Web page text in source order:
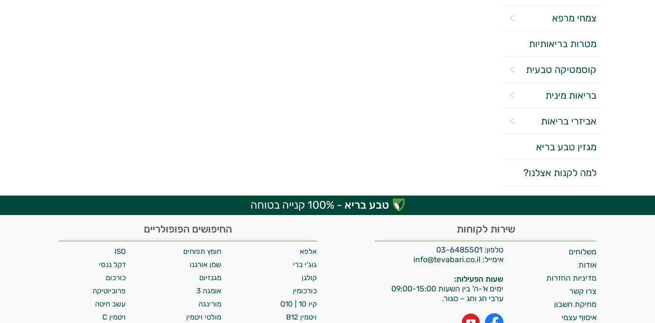
צמחי מרפא
מטרות בריאותיות
קוסמטיקה טבעית
בריאות מינית
אביזרי בריאות
מגזין טבע בריא
למה לקנות אצלנו?
טבע בריא - 100% קנייה בטוחה
שירות לקוחות
טלפון: 03-6485501
אימייל:
שעות הפעילות:
ימים א'-ה' בין השעות 09:00-15:00
ערבי חג וחג – סגור.
משלוחים
אודות
מדיניות החזרות
צרו קשר
מחיקת חשבון
איסוף עצמי
החיפושים הפופולריים
אלפא חומץ תפוחים
ISO
גוג'י ברי
שמן אורגנו
דקל ננסי
קולגן
מגנזיום
כורכום
כורכומין
אומגה 3
פרוביוטיקה
קיו 10 | Q10
מורינגה
עשב חיטה
ויטמין B12
מולטי ויטמין
ויטמין C
יועץ בריאות אישי AI
התשובות שלי מבוססות על מאגרי מידע קליניים
וספרות מקצועית בתחומי הרפואה הטבעית
ותזונת הספורט.
אני כאן כדי לעזור לך להתאים את תוספי
התזונה ומוצרי הבריאות המדויקים למטרות
ולמצב הגופני שלך, ולהסביר לך אילו רכיבים